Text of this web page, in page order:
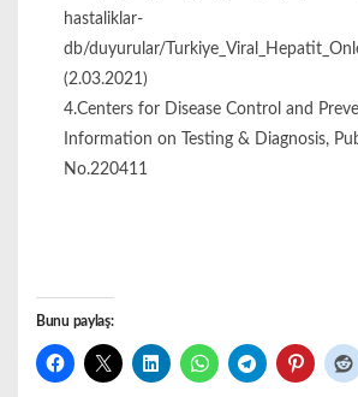
hastaliklar-
db/duyurular/
(2.03.2021)
4.Centers for Disease Control and
Information on Testing & Diagnosis,
No.220411
Bunu paylaş: